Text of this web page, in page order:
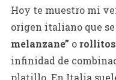
Hoy te muestro mi
origen italiano que
melanzane” o rollitos
infinidad de
platillo. En Italia